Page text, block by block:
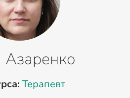
Терапевт